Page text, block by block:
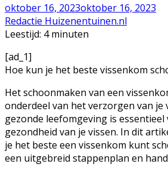
oktober 16, 2023oktober 16, 2023
Redactie Huizenentuinen.nl
Leestijd: 4 minuten
[ad_1]
Hoe kun je het beste vissenkom
Het schoonmaken van een
onderdeel van het verzorgen van je
gezonde leefomgeving is essentieel
gezondheid van je vissen. In dit
je het beste een vissenkom kunt
een uitgebreid stappenplan en